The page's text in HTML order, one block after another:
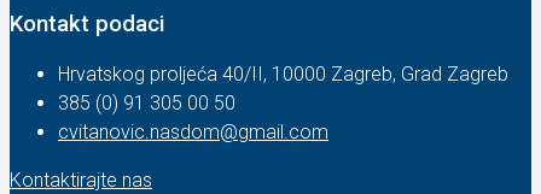
Kontakt podaci
Hrvatskog proljeća 40/II, 10000 Zagreb, Grad Zagreb
385 (0) 91 305 00 50
cvitanovic.nasdom@gmail.com
Kontaktirajte nas